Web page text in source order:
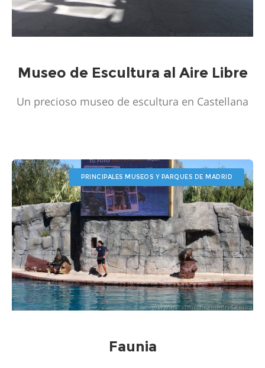
Museo de Escultura al Aire Libre
Un precioso museo de escultura en Castellana
PRINCIPALES MUSEOS Y PARQUES DE MADRID
Faunia